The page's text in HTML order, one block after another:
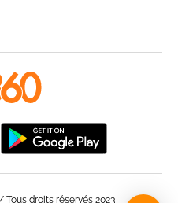
droits réservés 2023